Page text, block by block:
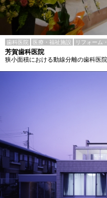
歯科医院 医療・福祉施設 リフォーム
芳賀歯科医院
狭小面積における動線分離の歯科医院